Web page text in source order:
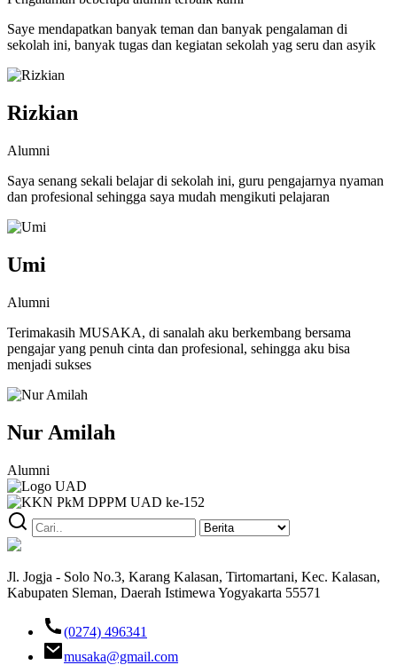
Saye mendapatkan banyak teman dan banyak pengalaman di
sekolah ini, banyak tugas dan kegiatan sekolah yag seru dan asyik
Rizkian
Alumni
Saya senang sekali belajar di sekolah ini, guru pengajarnya nyaman
dan profesional sehingga saya mudah mengikuti pelajaran
Umi
Alumni
Terimakasih MUSAKA, di sanalah aku berkembang bersama
pengajar yang penuh cinta dan profesional, sehingga aku bisa
menjadi sukses
Nur Amilah
Alumni
Jl. Jogja - Solo No.3, Karang Kalasan, Tirtomartani, Kec. Kalasan,
Kabupaten Sleman, Daerah Istimewa Yogyakarta 55571
(0274) 496341
musaka@gmail.com